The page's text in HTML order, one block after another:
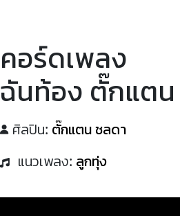
คอร์ดเพลง
ฉันท้อง ตั๊กแตน
ศิลปิน: ตั๊กแตน ชลดา
แนวเพลง: ลูกทุ่ง